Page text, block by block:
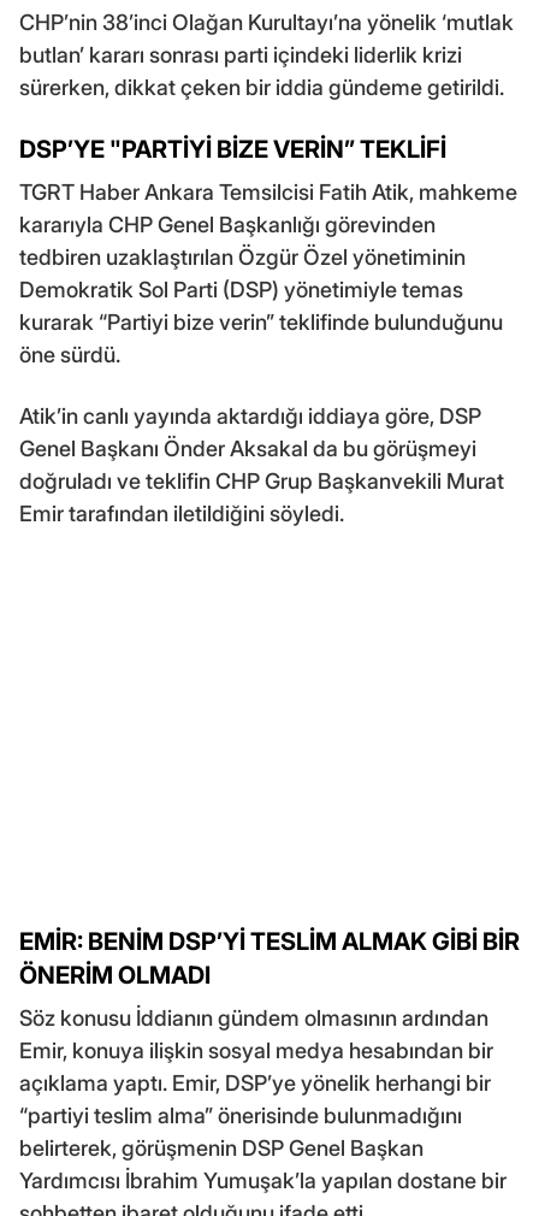
CHP’nin 38’inci Olağan Kurultayı’na yönelik ‘mutlak
butlan’ kararı sonrası parti içindeki liderlik krizi
sürerken, dikkat çeken bir iddia gündeme getirildi.
DSP’YE "PARTİYİ BİZE VERİN” TEKLİFİ
TGRT Haber Ankara Temsilcisi Fatih Atik, mahkeme
kararıyla CHP Genel Başkanlığı görevinden
tedbiren uzaklaştırılan Özgür Özel yönetiminin
Demokratik Sol Parti (DSP) yönetimiyle temas
kurarak “Partiyi bize verin” teklifinde bulunduğunu
öne sürdü.
Atik’in canlı yayında aktardığı iddiaya göre, DSP
Genel Başkanı Önder Aksakal da bu görüşmeyi
doğruladı ve teklifin CHP Grup Başkanvekili Murat
Emir tarafından iletildiğini söyledi.
EMİR: BENİM DSP’Yİ TESLİM ALMAK GİBİ BİR
ÖNERİM OLMADI
Söz konusu İddianın gündem olmasının ardından
Emir, konuya ilişkin sosyal medya hesabından bir
açıklama yaptı. Emir, DSP’ye yönelik herhangi bir
“partiyi teslim alma” önerisinde bulunmadığını
belirterek, görüşmenin DSP Genel Başkan
Yardımcısı İbrahim Yumuşak’la yapılan dostane bir